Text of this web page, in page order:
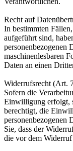
Recht auf
In bestimmten
aufgeführt sind,
personenbezogenen
maschinenlesbaren
Daten an einen
Widerrufsrecht (Art.
Sofern die
Einwilligung erfolgt,
berechtigt, die
personenbezogenen
Sie, dass der
die vor dem